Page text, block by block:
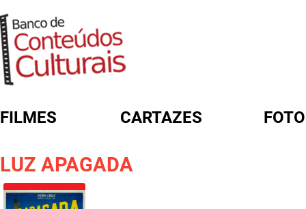
FILMES CARTAZES
LUZ APAGADAFORMULÁRIO DE BUSCA